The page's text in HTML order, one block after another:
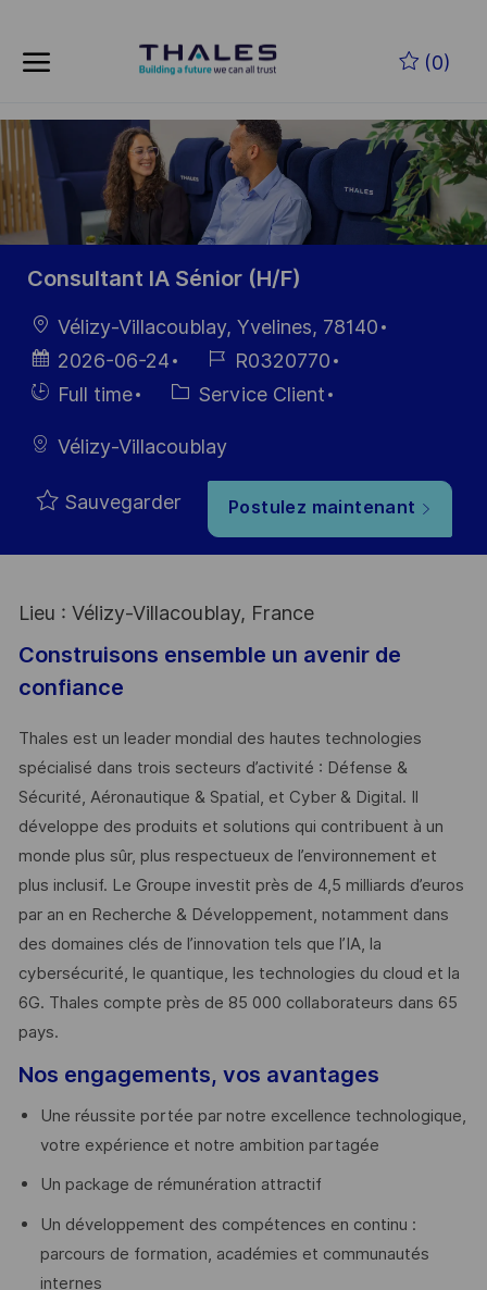
(0)
-
Consultant IA Sénior (H/F)
localisation
Vélizy-Villacoublay, Yvelines, 78140
Date
d’affichage
2026-06-24
Référence
du poste
R0320770
HiringFull time Catégorie
Service Client
Vélizy-Villacoublay
Sauvegarder Postulez maintenant
Lieu : Vélizy-Villacoublay, France
Construisons ensemble un avenir de
confiance
Thales est un leader mondial des hautes technologies
spécialisé dans trois secteurs d’activité : Défense &
Sécurité, Aéronautique & Spatial, et Cyber & Digital. Il
développe des produits et solutions qui contribuent à un
monde plus sûr, plus respectueux de l’environnement et
plus inclusif. Le Groupe investit près de 4,5 milliards d’euros
par an en Recherche & Développement, notamment dans
des domaines clés de l’innovation tels que l’IA, la
cybersécurité, le quantique, les technologies du cloud et la
6G. Thales compte près de 85 000 collaborateurs dans 65
pays. ​
Nos engagements, vos avantages
Une réussite portée par notre excellence technologique,
votre expérience et notre ambition partagée
Un package de rémunération attractif
Un développement des compétences en continu :
parcours de formation, académies et communautés
internes